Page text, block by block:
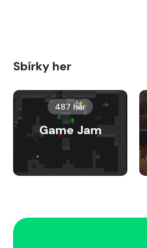
Sbírky her
487 her
Game Jam